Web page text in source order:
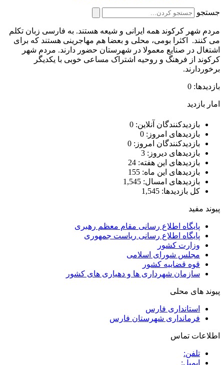
جستجو
مردم شهر کرکوند همه ایرانی و شیعه هستند. به فارسی زبان تکلم
می کنند. اکثرا بومی، محلی و بعضا هم مهاجرینی هستند که برای
اشتغال در صنایع معمولا در شهرستان حضور دارند. مردم شهر
کرکوند از فرهنگ و روحیه اشتراک مساعی خوبی با یکدیگر
برخوردارند.
بازدیدها: 0
امار بازدید
بازدیدکنندگان آنلاین: 0
بازدیدهای امروز: 0
بازدیدکنندگان امروز: 0
بازدیدهای دیروز: 3
بازدیدهای این هفته: 24
بازدیدهای این ماه: 155
بازدیدهای امسال: 1,545
کل بازدیدها: 1,545
پیوند مفید
پایگاه اطلاع رسانی مقام معظم رهبری
پایگاه اطلاع رسانی ریاست جمهوری
وزارت کشور
مجلس شورای اسلامی
قوه قضاییه کشور
سازمان شهرداری ها و دهیاری های کشور
پیوند های محلی
استانداری فارس
فرمانداری شهرستان فارس
اطلاعات تماس
تلفن:
ایمیل: